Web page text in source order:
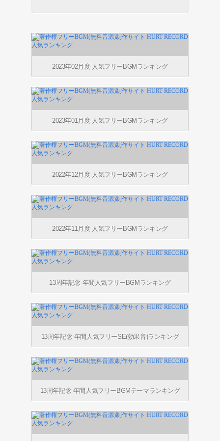
2023年02月度 人気フリーBGMランキング
2023年01月度 人気フリーBGMランキング
2022年12月度 人気フリーBGMランキング
2022年11月度 人気フリーBGMランキング
13周年記念 年間人気フリーBGMランキング
13周年記念 年間人気フリーSE(効果音)ランキング
13周年記念 年間人気フリーBGMテーマランキング